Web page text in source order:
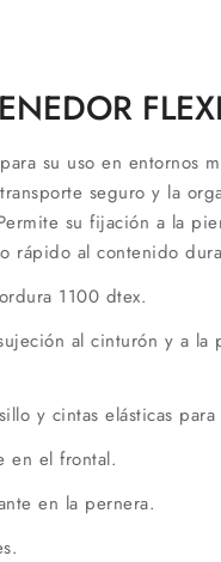
su uso en entornos
seguro y la
su fijación a la
rápido al contenido
1100 dtex.
al cinturón y a la
y cintas elásticas
en el frontal.
en la pernera.